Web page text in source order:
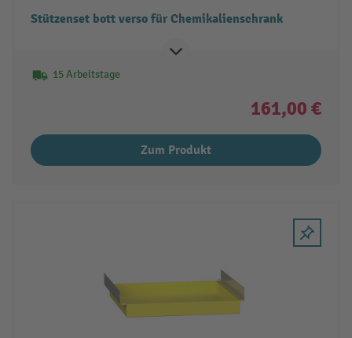
Stützenset bott verso für Chemikalienschrank
15 Arbeitstage
161,00 €
Zum Produkt